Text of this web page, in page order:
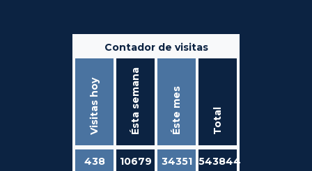
Contador de visitas
Visitas hoy Ésta semana Éste mes Total
438 10679 34351 543844